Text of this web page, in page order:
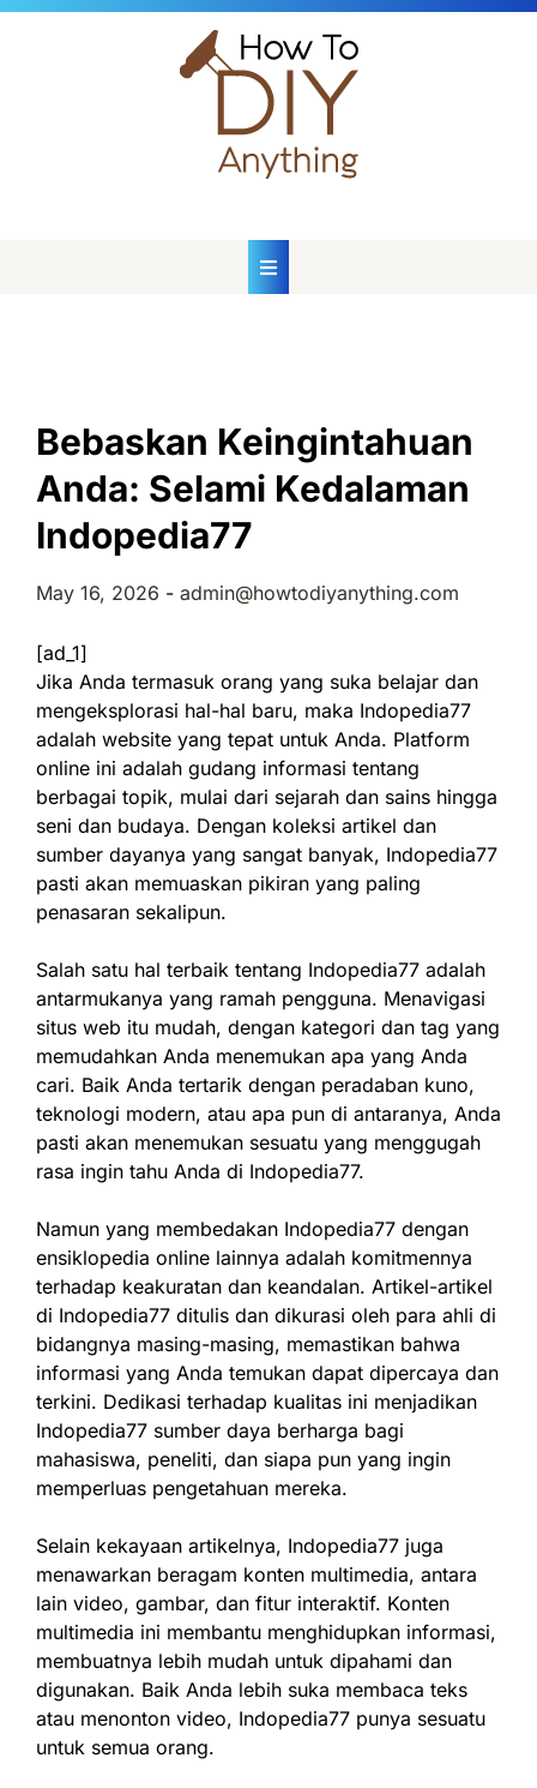
Skip
Bebaskan Keingintahuan
Anda: Selami Kedalaman
Indopedia77
May 16, 2026 - admin@howtodiyanything.com
[ad_1]
Jika Anda termasuk orang yang suka belajar dan
mengeksplorasi hal-hal baru, maka Indopedia77
adalah website yang tepat untuk Anda. Platform
online ini adalah gudang informasi tentang
berbagai topik, mulai dari sejarah dan sains hingga
seni dan budaya. Dengan koleksi artikel dan
sumber dayanya yang sangat banyak, Indopedia77
pasti akan memuaskan pikiran yang paling
penasaran sekalipun.
Salah satu hal terbaik tentang Indopedia77 adalah
antarmukanya yang ramah pengguna. Menavigasi
situs web itu mudah, dengan kategori dan tag yang
memudahkan Anda menemukan apa yang Anda
cari. Baik Anda tertarik dengan peradaban kuno,
teknologi modern, atau apa pun di antaranya, Anda
pasti akan menemukan sesuatu yang menggugah
rasa ingin tahu Anda di Indopedia77.
Namun yang membedakan Indopedia77 dengan
ensiklopedia online lainnya adalah komitmennya
terhadap keakuratan dan keandalan. Artikel-artikel
di Indopedia77 ditulis dan dikurasi oleh para ahli di
bidangnya masing-masing, memastikan bahwa
informasi yang Anda temukan dapat dipercaya dan
terkini. Dedikasi terhadap kualitas ini menjadikan
Indopedia77 sumber daya berharga bagi
mahasiswa, peneliti, dan siapa pun yang ingin
memperluas pengetahuan mereka.
Selain kekayaan artikelnya, Indopedia77 juga
menawarkan beragam konten multimedia, antara
lain video, gambar, dan fitur interaktif. Konten
multimedia ini membantu menghidupkan informasi,
membuatnya lebih mudah untuk dipahami dan
digunakan. Baik Anda lebih suka membaca teks
atau menonton video, Indopedia77 punya sesuatu
untuk semua orang.